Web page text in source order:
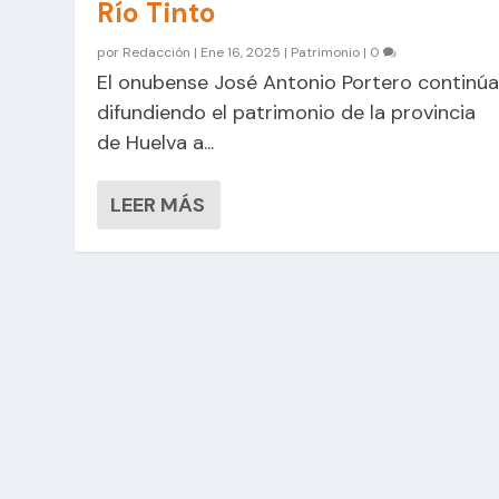
Río Tinto
por Redacción | Ene 16, 2025 | Patrimonio | 0
El onubense José Antonio Portero continúa
difundiendo el patrimonio de la provincia
de Huelva a...
LEER MÁS